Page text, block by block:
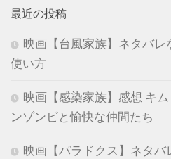
最近の投稿
映画【台風家族】ネタバ
使い方
映画【感染家族】感想 キ
ンゾンビと愉快な仲間たち
映画【パラドクス】ネタ